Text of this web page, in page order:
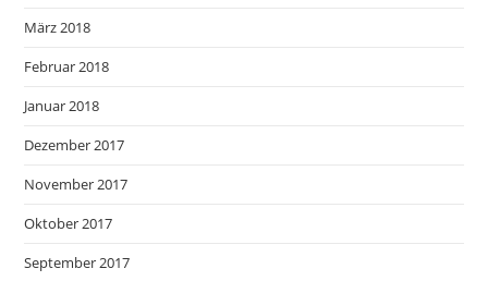
März 2018
Februar 2018
Januar 2018
Dezember 2017
November 2017
Oktober 2017
September 2017